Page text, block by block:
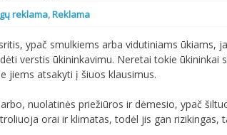
reklama,Reklama
ypač smulkiems arba vidutiniams ūkiams,
verstis ūkininkavimu. Neretai tokie ūkininkai
jiems atsakyti į šiuos klausimus.
nuolatinės priežiūros ir dėmesio, ypač
orai ir klimatas, todėl jis gan rizikingas,